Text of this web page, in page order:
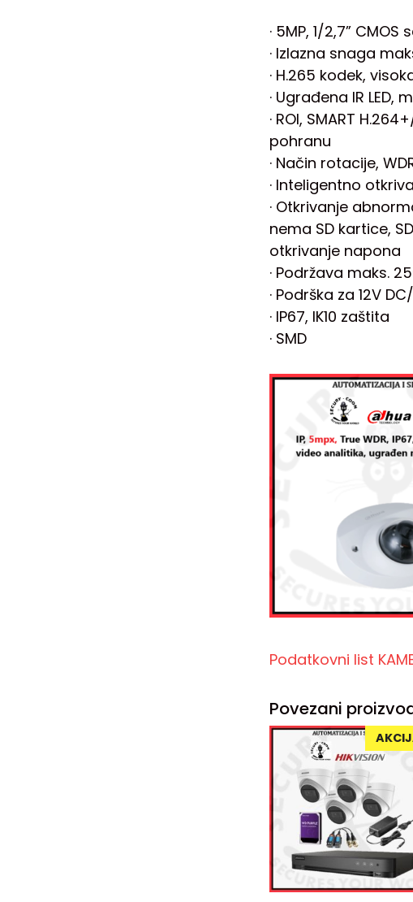
· 5MP, 1/2,7”
· Izlazna snaga
· H.265 kodek,
· Ugrađena IR LED,
· ROI, SMART
pohranu
· Način rotacije,
· Inteligentno
· Otkrivanje
nema SD kartice,
otkrivanje napona
· Podržava maks.
· Podrška za 12V
· IP67, IK10 zaštita
· SMD
Podatkovni list
Povezani